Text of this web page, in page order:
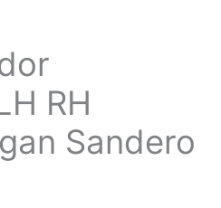
RH
Sandero